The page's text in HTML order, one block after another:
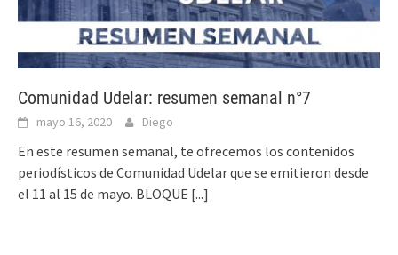
Comunidad Udelar: resumen semanal n°7
mayo 16, 2020 Diego
En este resumen semanal, te ofrecemos los contenidos
periodísticos de Comunidad Udelar que se emitieron desde
el 11 al 15 de mayo. BLOQUE [...]